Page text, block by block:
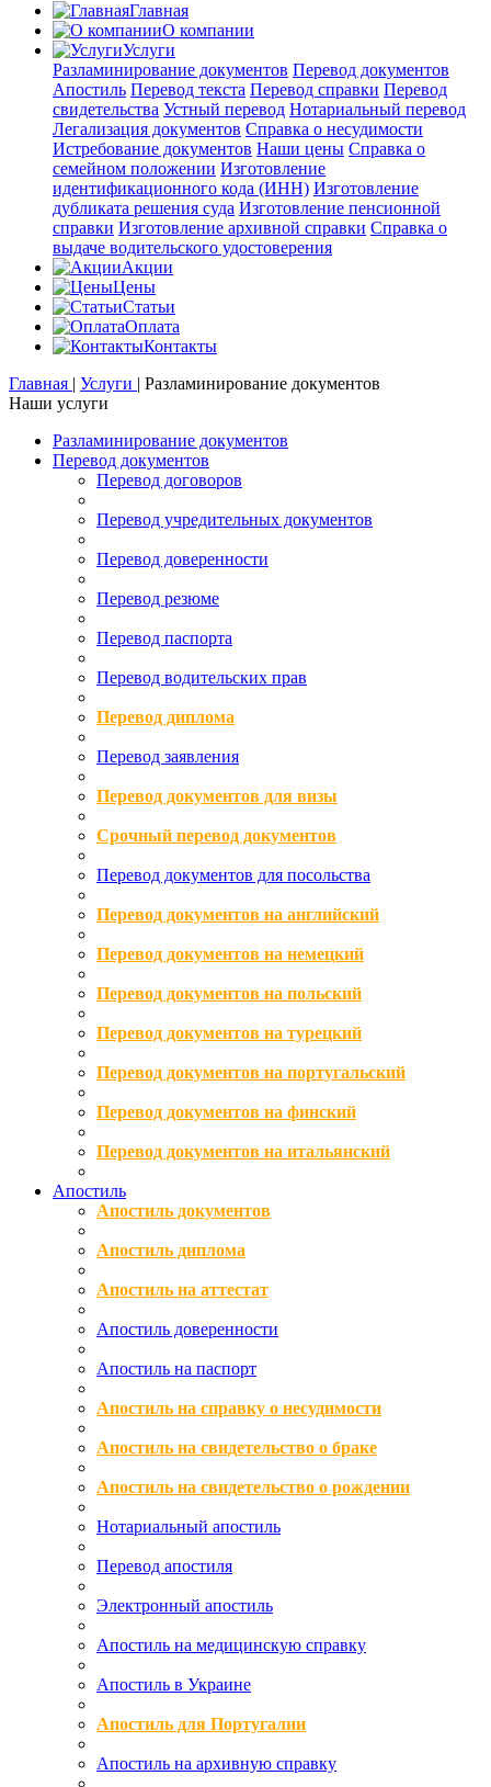
Главная
О компании
Услуги
Разламинирование документов Перевод документов
Апостиль Перевод текста Перевод справки Перевод
свидетельства Устный перевод Нотариальный перевод
Легализация документов Справка о несудимости
Истребование документов Наши цены Справка о
семейном положении Изготовление
идентификационного кода (ИНН) Изготовление
дубликата решения суда Изготовление пенсионной
справки Изготовление архивной справки Справка о
выдаче водительского удостоверения
Акции
Цены
Статьи
Оплата
Контакты
Главная | Услуги | Разламинирование документов
Наши услуги
Разламинирование документов
Перевод документов
Перевод договоров
Перевод учредительных документов
Перевод доверенности
Перевод резюме
Перевод паспорта
Перевод водительских прав
Перевод диплома
Перевод заявления
Перевод документов для визы
Срочный перевод документов
Перевод документов для посольства
Перевод документов на английский
Перевод документов на немецкий
Перевод документов на польский
Перевод документов на турецкий
Перевод документов на португальский
Перевод документов на финский
Перевод документов на итальянский
Апостиль
Апостиль документов
Апостиль диплома
Апостиль на аттестат
Апостиль доверенности
Апостиль на паспорт
Апостиль на справку о несудимости
Апостиль на свидетельство о браке
Апостиль на свидетельство о рождении
Нотариальный апостиль
Перевод апостиля
Электронный апостиль
Апостиль на медицинскую справку
Апостиль в Украине
Апостиль для Португалии
Апостиль на архивную справку